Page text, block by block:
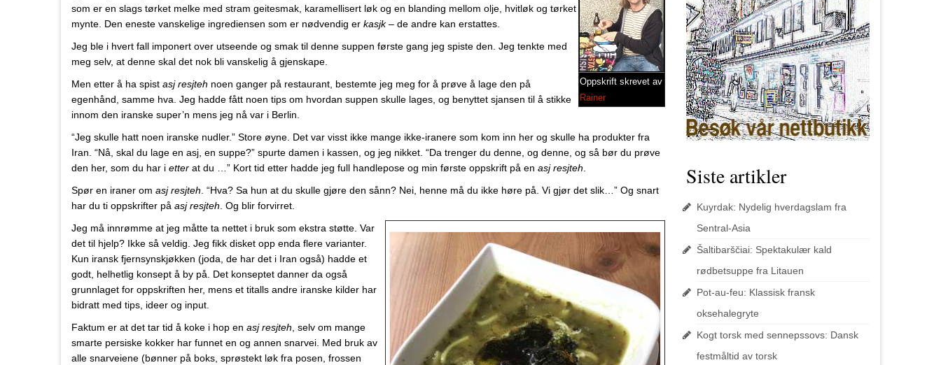
Oppskrift skrevet av
Rainer
som er en slags tørket melke med stram geitesmak, karamellisert løk og en blanding mellom olje, hvitløk og tørket
mynte. Den eneste vanskelige ingrediensen som er nødvendig er kasjk– de andre kan erstattes.
Jeg ble i hvert fall imponert over utseende og smak til denne suppen første gang jeg spiste den. Jeg tenkte med
meg selv, at denne skal det nok bli vanskelig å gjenskape.
Men etter å ha spist asj resjteh noen ganger på restaurant, bestemte jeg meg for å prøve å lage den på
egenhånd, samme hva. Jeg hadde fått noen tips om hvordan suppen skulle lages, og benyttet sjansen til å stikke
innom den iranske super’n mens jeg nå var i Berlin.
“Jeg skulle hatt noen iranske nudler.” Store øyne. Det var visst ikke mange ikke-iranere som kom inn her og skulle ha produkter fra
Iran. “Nå, skal du lage en asj, en suppe?” spurte damen i kassen, og jeg nikket. “Da trenger du denne, og denne, og så bør du prøve
den her, som du har i etter at du …” Kort tid etter hadde jeg full handlepose og min første oppskrift på en asj resjteh.
Spør en iraner om asj resjteh. “Hva? Sa hun at du skulle gjøre den sånn? Nei, henne må du ikke høre på. Vi gjør det slik…” Og snart
har du ti oppskrifter på asj resjteh. Og blir forvirret.
Jeg må innrømme at jeg måtte ta nettet i bruk som ekstra støtte. Var
det til hjelp? Ikke så veldig. Jeg fikk disket opp enda flere varianter.
Kun iransk fjernsynskjøkken (joda, de har det i Iran også) hadde et
godt, helhetlig konsept å by på. Det konseptet danner da også
grunnlaget for oppskriften her, mens et titalls andre iranske kilder har
bidratt med tips, ideer og input.
Faktum er at det tar tid å koke i hop en asj resjteh, selv om mange
smarte persiske kokker har funnet en og annen snarvei. Med bruk av
alle snarveiene (bønner på boks, sprøstekt løk fra posen, frossen
Siste artikler
Kuyrdak: Nydelig hverdagslam fra
Sentral-Asia
Šaltibarščiai: Spektakulær kald
rødbetsuppe fra Litauen
Pot-au-feu: Klassisk fransk
oksehalegryte
Kogt torsk med sennepssovs: Dansk
festmåltid av torsk